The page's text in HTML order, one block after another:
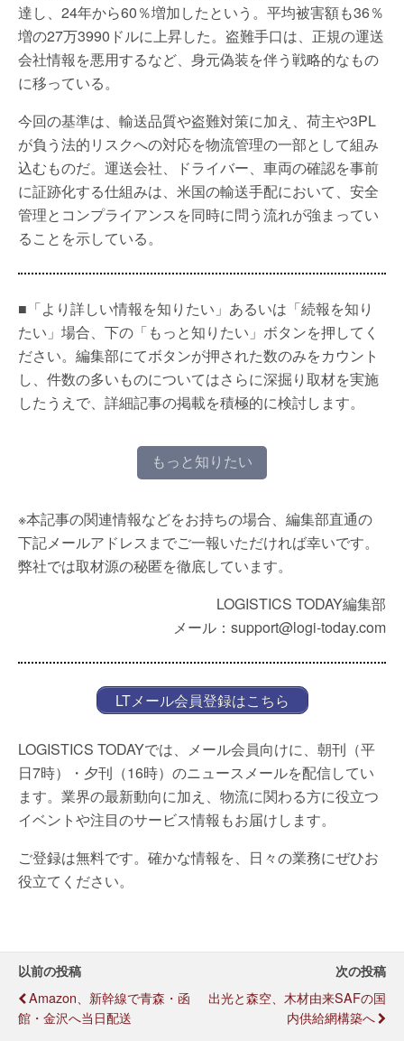
達し、24年から60％増加したという。平均被害額も36％
増の27万3990ドルに上昇した。盗難手口は、正規の運送
会社情報を悪用するなど、身元偽装を伴う戦略的なもの
に移っている。
今回の基準は、輸送品質や盗難対策に加え、荷主や3PL
が負う法的リスクへの対応を物流管理の一部として組み
込むものだ。運送会社、ドライバー、車両の確認を事前
に証跡化する仕組みは、米国の輸送手配において、安全
管理とコンプライアンスを同時に問う流れが強まってい
ることを示している。
■「より詳しい情報を知りたい」あるいは「続報を知り
たい」場合、下の「もっと知りたい」ボタンを押してく
ださい。編集部にてボタンが押された数のみをカウント
し、件数の多いものについてはさらに深掘り取材を実施
したうえで、詳細記事の掲載を積極的に検討します。
もっと知りたい
※本記事の関連情報などをお持ちの場合、編集部直通の
下記メールアドレスまでご一報いただければ幸いです。
弊社では取材源の秘匿を徹底しています。
LOGISTICS TODAY編集部
メール：support@logi-today.com
LTメール会員登録はこちら
LOGISTICS TODAYでは、メール会員向けに、朝刊（平
日7時）・夕刊（16時）のニュースメールを配信してい
ます。業界の最新動向に加え、物流に関わる方に役立つ
イベントや注目のサービス情報もお届けします。
ご登録は無料です。確かな情報を、日々の業務にぜひお
役立てください。
以前の投稿
Amazon、新幹線で青森・函
館・金沢へ当日配送
次の投稿
出光と森空、木材由来SAFの国
内供給網構築へ